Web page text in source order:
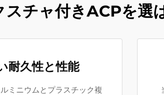
チャ付きACPを選
耐久性と性能
ミニウムとプラスチック複